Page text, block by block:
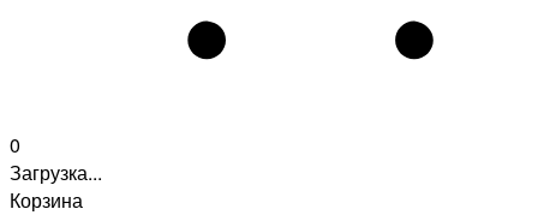
0
Загрузка...
Корзина